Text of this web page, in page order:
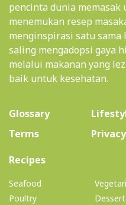
pencinta dunia
menemukan resep
menginspirasi satu
saling mengadopsi gaya
melalui makanan yang
baik untuk kesehatan.
Glossary
Terms
Privacy
Recipes(current)
Seafood
Poultry
Dessert